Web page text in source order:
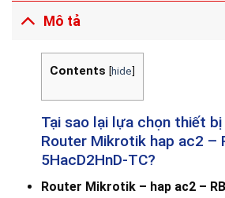
Mô tả
Contents [hide]
Tại sao lại lựa chọn thiết
Router Mikrotik hap ac2 –
5HacD2HnD-TC?
Router Mikrotik – hap ac2 –